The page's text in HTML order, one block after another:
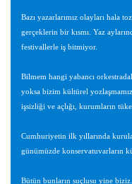
Bazı yazarlarımız olayları hala
gerçeklerin bir kısmı. Yaz
festivallerle iş bitmiyor.
Bilmem hangi yabancı
yoksa bizim kültürel
işsizliği ve açlığı, kurumların
Cumhuriyetin ilk yıllarında
günümüzde konservatuvarların
Bütün bunların suçlusu yine